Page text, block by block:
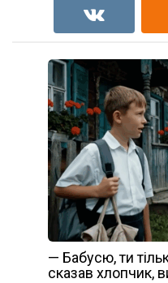
— Бабусю, ти
сказав хлопчик,